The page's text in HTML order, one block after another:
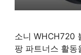
소니 WHCH720
팡 파트너스 활동